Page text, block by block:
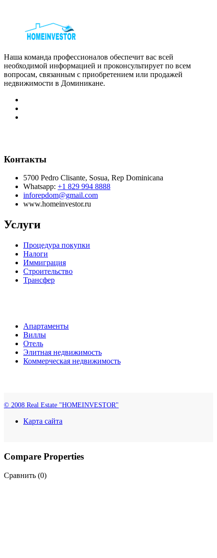
Наша команда профессионалов обеспечит вас всей
необходимой информацией и проконсультирует по всем
вопросам, связанным с приобретением или продажей
недвижимости в Доминикане.
Контакты
5700 Pedro Clisante, Sosua, Rep Dominicana
Whatsapp: +1 829 994 8888
inforepdom@gmail.com
www.homeinvestor.ru
Услуги
Процедура покупки
Налоги
Иммиграция
Строительство
Трансфер
Апартаменты
Виллы
Отель
Элитная недвижимость
Коммерческая недвижимость
© 2008 Real Estate "HOMEINVESTOR"
Карта сайта
Compare Properties
Сравнить (0)